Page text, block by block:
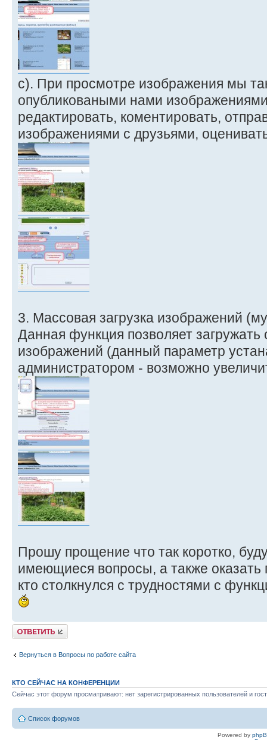
с). При просмотре изображения мы
опубликоваными нами
редактировать, коментировать,
изображениями с друзьями,
3. Массовая загрузка изображений
Данная функция позволяет
изображений (данный параметр
администратором - возможно
Прошу прощение что так коротко,
имеющиеся вопросы, а также
кто столкнулся с трудностями с
Ответить
Вернуться в Вопросы по работе сайта
КТО СЕЙЧАС НА КОНФЕРЕНЦИИ
Сейчас этот форум просматривают: нет зарегистрированных пользователей и
Список форумов
Powered by